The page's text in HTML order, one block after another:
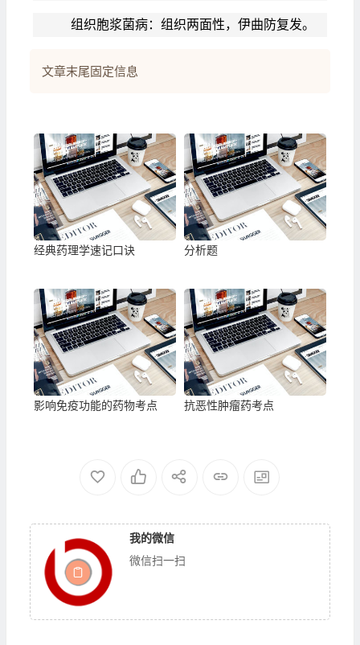
组织胞浆菌病：组织两面性，伊曲防复发。
文章末尾固定信息
经典药理学速记口诀 分析题
影响免疫功能的药物考点 抗恶性肿瘤药考点
我的微信
微信扫一扫